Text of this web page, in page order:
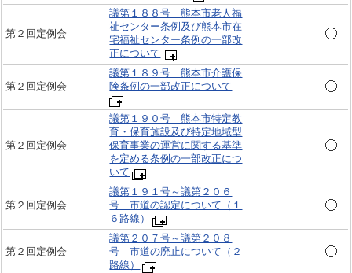
第２回定例会
議第１８８号 熊本市老人福
祉センター条例及び熊本市在
宅福祉センター条例の一部改
正について
第２回定例会
議第１８９号 熊本市介護保
険条例の一部改正について
第２回定例会
議第１９０号 熊本市特定教
育・保育施設及び特定地域型
保育事業の運営に関する基準
を定める条例の一部改正につ
いて
第２回定例会
議第１９１号～議第２０６
号 市道の認定について（１
６路線）
第２回定例会
議第２０７号～議第２０８
号 市道の廃止について（２
路線）